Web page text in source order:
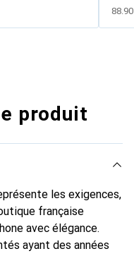
CHF
88.90
produit
les exigences,
française
avec élégance.
ayant des années